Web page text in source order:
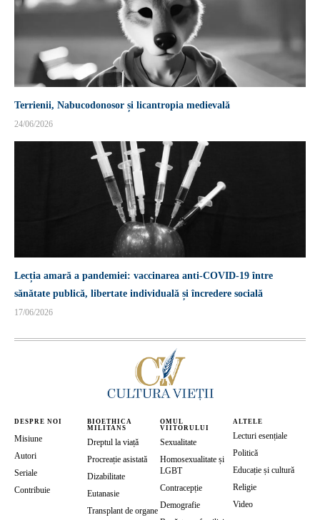
Terrienii, Nabucodonosor și licantropia medievală
24/06/2026
Lecția amară a pandemiei: vaccinarea anti-COVID-19 între
sănătate publică, libertate individuală și încredere socială
17/06/2026
DESPRE NOI
Misiune
Autori
Seriale
Contribuie
BIOETHICA
MILITANS
Dreptul la viață
Procreație asistată
Dizabilitate
Eutanasie
Transplant de organe
OMUL
VIITORULUI
Sexualitate
Homosexualitate și
LGBT
Contracepție
Demografie
ALTELE
Lecturi esențiale
Politică
Educație și cultură
Religie
Video